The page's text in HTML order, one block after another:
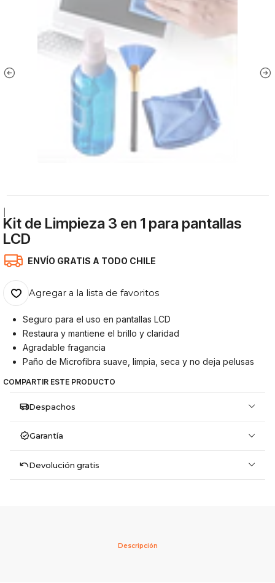
Kit de Limpieza 3 en 1 para pantallas
LCD
ENVÍO GRATIS A TODO CHILE
Agregar a la lista de favoritos
Seguro para el uso en pantallas LCD
Restaura y mantiene el brillo y claridad
Agradable fragancia
Paño de Microfibra suave, limpia, seca y no deja pelusas
COMPARTIR ESTE PRODUCTO
Despachos
Garantía
Devolución gratis
Descripción